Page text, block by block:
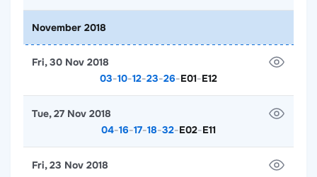
November 2018
03-10-12-23-26-E01-E12
Fri, 30 Nov 2018
04-16-17-18-32-E02-E11
Tue, 27 Nov 2018
Fri, 23 Nov 2018